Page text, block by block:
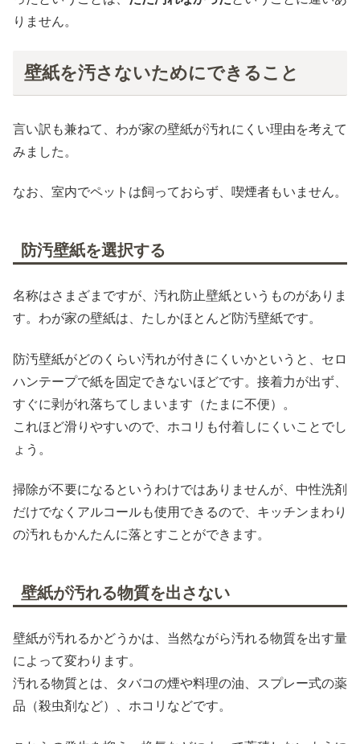
りません。
壁紙を汚さないためにできること
言い訳も兼ねて、わが家の壁紙が汚れにくい理由を考えて
みました。
なお、室内でペットは飼っておらず、喫煙者もいません。
防汚壁紙を選択する
名称はさまざまですが、汚れ防止壁紙というものがありま
す。わが家の壁紙は、たしかほとんど防汚壁紙です。
防汚壁紙がどのくらい汚れが付きにくいかというと、セロ
ハンテープで紙を固定できないほどです。接着力が出ず、
すぐに剥がれ落ちてしまいます（たまに不便）。
これほど滑りやすいので、ホコリも付着しにくいことでし
ょう。
掃除が不要になるというわけではありませんが、中性洗剤
だけでなくアルコールも使用できるので、キッチンまわり
の汚れもかんたんに落とすことができます。
壁紙が汚れる物質を出さない
壁紙が汚れるかどうかは、当然ながら汚れる物質を出す量
によって変わります。
汚れる物質とは、タバコの煙や料理の油、スプレー式の薬
品（殺虫剤など）、ホコリなどです。